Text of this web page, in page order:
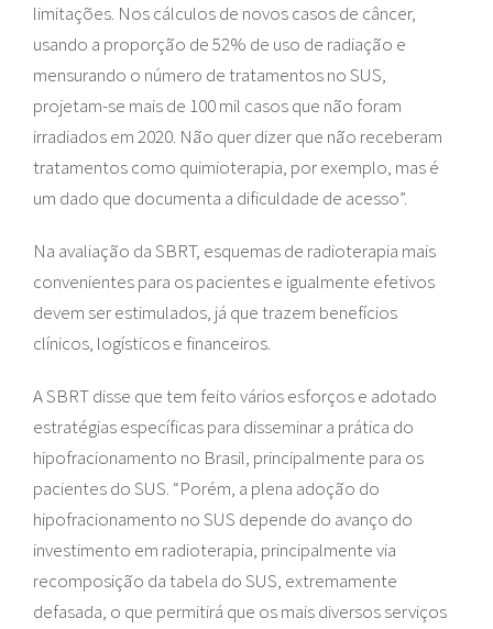
limitações. Nos cálculos de novos casos de câncer,
usando a proporção de 52% de uso de radiação e
mensurando o número de tratamentos no SUS,
projetam-se mais de 100 mil casos que não foram
irradiados em 2020. Não quer dizer que não receberam
tratamentos como quimioterapia, por exemplo, mas é
um dado que documenta a dificuldade de acesso”.
Na avaliação da SBRT, esquemas de radioterapia mais
convenientes para os pacientes e igualmente efetivos
devem ser estimulados, já que trazem benefícios
clínicos, logísticos e financeiros.
A SBRT disse que tem feito vários esforços e adotado
estratégias específicas para disseminar a prática do
hipofracionamento no Brasil, principalmente para os
pacientes do SUS. “Porém, a plena adoção do
hipofracionamento no SUS depende do avanço do
investimento em radioterapia, principalmente via
recomposição da tabela do SUS, extremamente
defasada, o que permitirá que os mais diversos serviços